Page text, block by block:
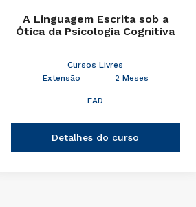
A Linguagem Escrita sob a
Ótica da Psicologia Cognitiva
Cursos Livres
Extensão
2 Meses
EAD
Detalhes do curso